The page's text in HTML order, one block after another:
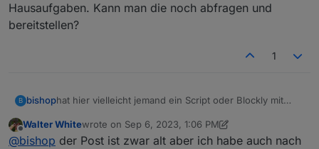
Hausaufgaben. Kann man die noch abfragen und
bereitstellen?
1
B bishophat hier vielleicht jemand ein Script oder Blockly mit
rausschicken kann?
Offline
Walter Whitewrote on Sep 6, 2023, 1:06 PM
last edited by Walter White Sep 6, 2023, 4:49 PM
@bishop der Post ist zwar alt aber ich habe auch nach